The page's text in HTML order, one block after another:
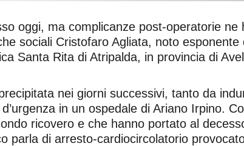
oggi, ma complicanze post-operatorie
sociali Cristofaro Agliata, noto
Santa Rita di Atripalda, in provincia di
nei giorni successivi, tanto da
in un ospedale di Ariano Irpino.
ricovero e che hanno portato al
parla di arresto-cardiocircolatorio